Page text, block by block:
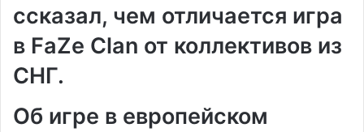
ссказал, чем отличается игра
в FaZe Clan от коллективов из
СНГ.
Об игре в европейском